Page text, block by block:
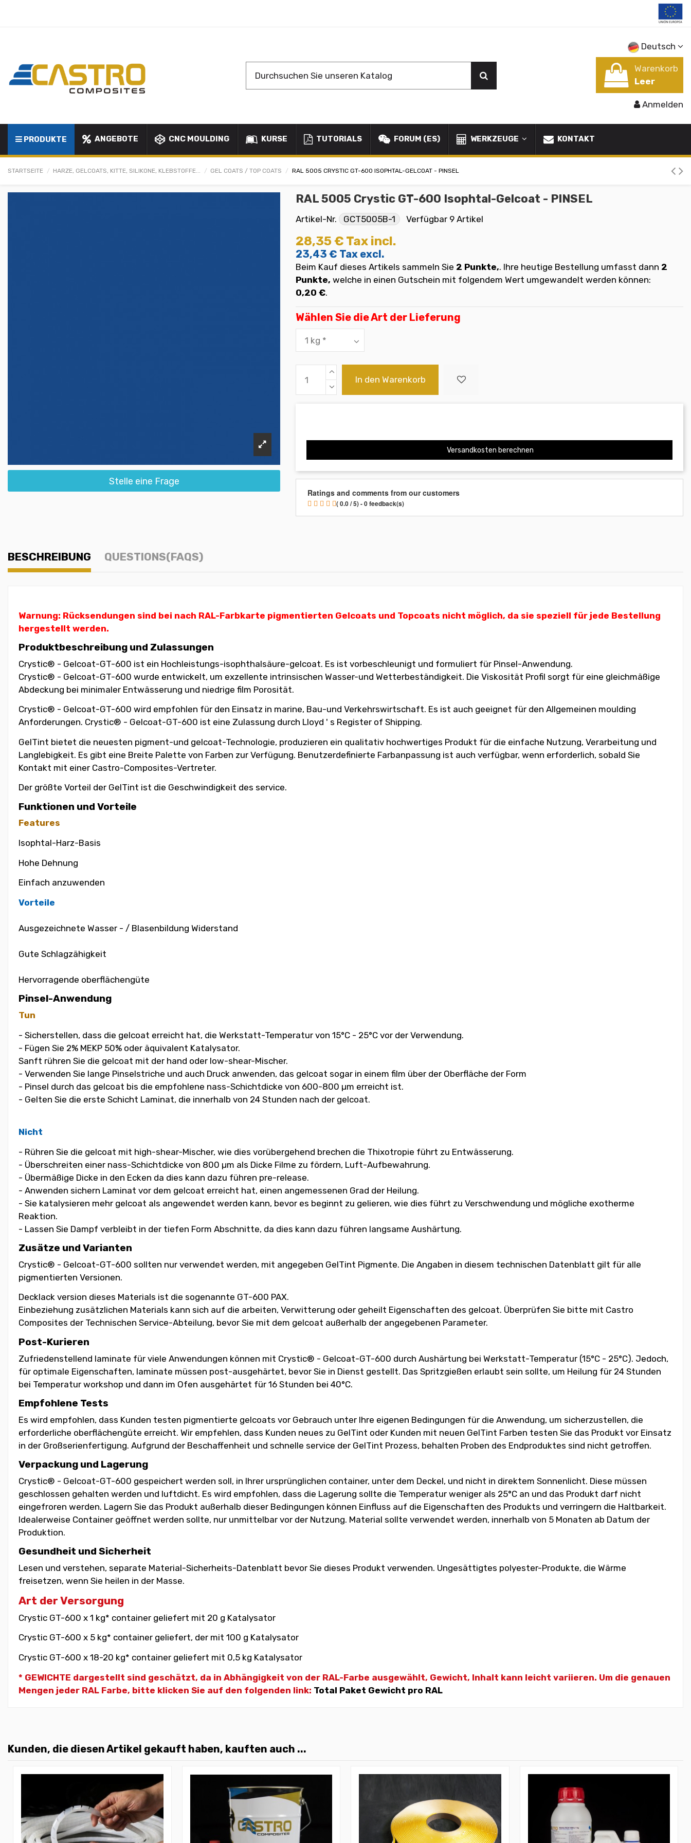
Deutsch
Warenkorb
Leer
Anmelden
PRODUKTE ANGEBOTE CNC MOULDING KURSE TUTORIALS FORUM (ES) WERKZEUGE KONTAKT
STARTSEITE HARZE, GELCOATS, KITTE, SILIKONE, KLEBSTOFFE... GEL COATS / TOP COATS RAL 5005 CRYSTIC GT-600 ISOPHTAL-GELCOAT - PINSEL
Stelle eine Frage
RAL 5005 Crystic GT-600 Isophtal-Gelcoat - PINSEL
Artikel-Nr. GCT5005B-1 Verfügbar 9 Artikel
28,35 € Tax incl.
23,43 € Tax excl.
Beim Kauf dieses Artikels sammeln Sie 2 Punkte,. Ihre heutige Bestellung umfasst dann 2
Punkte, welche in einen Gutschein mit folgendem Wert umgewandelt werden können:
0,20 €.
Wählen Sie die Art der Lieferung
In den Warenkorb
Versandkosten berechnen
Ratings and comments from our customers
( 0.0 / 5) - 0 feedback(s)
BESCHREIBUNG QUESTIONS(FAQS)
Warnung: Rücksendungen sind bei nach RAL-Farbkarte pigmentierten Gelcoats und Topcoats nicht möglich, da sie speziell für jede Bestellung
hergestellt werden.
Produktbeschreibung und Zulassungen
Crystic® - Gelcoat-GT-600 ist ein Hochleistungs-isophthalsäure-gelcoat. Es ist vorbeschleunigt und formuliert für Pinsel-Anwendung.
Crystic® - Gelcoat-GT-600 wurde entwickelt, um exzellente intrinsischen Wasser-und Wetterbeständigkeit. Die Viskosität Profil sorgt für eine gleichmäßige
Abdeckung bei minimaler Entwässerung und niedrige film Porosität.
Crystic® - Gelcoat-GT-600 wird empfohlen für den Einsatz in marine, Bau-und Verkehrswirtschaft. Es ist auch geeignet für den Allgemeinen moulding
Anforderungen. Crystic® - Gelcoat-GT-600 ist eine Zulassung durch Lloyd ' s Register of Shipping.
GelTint bietet die neuesten pigment-und gelcoat-Technologie, produzieren ein qualitativ hochwertiges Produkt für die einfache Nutzung, Verarbeitung und
Langlebigkeit. Es gibt eine Breite Palette von Farben zur Verfügung. Benutzerdefinierte Farbanpassung ist auch verfügbar, wenn erforderlich, sobald Sie
Kontakt mit einer Castro-Composites-Vertreter.
Der größte Vorteil der GelTint ist die Geschwindigkeit des service.
Funktionen und Vorteile
Features
Isophtal-Harz-Basis
Hohe Dehnung
Einfach anzuwenden
Vorteile
Ausgezeichnete Wasser - / Blasenbildung Widerstand
Gute Schlagzähigkeit
Hervorragende oberflächengüte
Pinsel-Anwendung
Tun
- Sicherstellen, dass die gelcoat erreicht hat, die Werkstatt-Temperatur von 15°C - 25°C vor der Verwendung.
- Fügen Sie 2% MEKP 50% oder äquivalent Katalysator.
Sanft rühren Sie die gelcoat mit der hand oder low-shear-Mischer.
- Verwenden Sie lange Pinselstriche und auch Druck anwenden, das gelcoat sogar in einem film über der Oberfläche der Form
- Pinsel durch das gelcoat bis die empfohlene nass-Schichtdicke von 600-800 µm erreicht ist.
- Gelten Sie die erste Schicht Laminat, die innerhalb von 24 Stunden nach der gelcoat.
Nicht
- Rühren Sie die gelcoat mit high-shear-Mischer, wie dies vorübergehend brechen die Thixotropie führt zu Entwässerung.
- Überschreiten einer nass-Schichtdicke von 800 µm als Dicke Filme zu fördern, Luft-Aufbewahrung.
- Übermäßige Dicke in den Ecken da dies kann dazu führen pre-release.
- Anwenden sichern Laminat vor dem gelcoat erreicht hat, einen angemessenen Grad der Heilung.
- Sie katalysieren mehr gelcoat als angewendet werden kann, bevor es beginnt zu gelieren, wie dies führt zu Verschwendung und mögliche exotherme
Reaktion.
- Lassen Sie Dampf verbleibt in der tiefen Form Abschnitte, da dies kann dazu führen langsame Aushärtung.
Zusätze und Varianten
Crystic® - Gelcoat-GT-600 sollten nur verwendet werden, mit angegeben GelTint Pigmente. Die Angaben in diesem technischen Datenblatt gilt für alle
pigmentierten Versionen.
Decklack version dieses Materials ist die sogenannte GT-600 PAX.
Einbeziehung zusätzlichen Materials kann sich auf die arbeiten, Verwitterung oder geheilt Eigenschaften des gelcoat. Überprüfen Sie bitte mit Castro
Composites der Technischen Service-Abteilung, bevor Sie mit dem gelcoat außerhalb der angegebenen Parameter.
Post-Kurieren
Zufriedenstellend laminate für viele Anwendungen können mit Crystic® - Gelcoat-GT-600 durch Aushärtung bei Werkstatt-Temperatur (15°C - 25°C). Jedoch,
für optimale Eigenschaften, laminate müssen post-ausgehärtet, bevor Sie in Dienst gestellt. Das Spritzgießen erlaubt sein sollte, um Heilung für 24 Stunden
bei Temperatur workshop und dann im Ofen ausgehärtet für 16 Stunden bei 40°C.
Empfohlene Tests
Es wird empfohlen, dass Kunden testen pigmentierte gelcoats vor Gebrauch unter Ihre eigenen Bedingungen für die Anwendung, um sicherzustellen, die
erforderliche oberflächengüte erreicht. Wir empfehlen, dass Kunden neues zu GelTint oder Kunden mit neuen GelTint Farben testen Sie das Produkt vor Einsatz
in der Großserienfertigung. Aufgrund der Beschaffenheit und schnelle service der GelTint Prozess, behalten Proben des Endproduktes sind nicht getroffen.
Verpackung und Lagerung
Crystic® - Gelcoat-GT-600 gespeichert werden soll, in Ihrer ursprünglichen container, unter dem Deckel, und nicht in direktem Sonnenlicht. Diese müssen
geschlossen gehalten werden und luftdicht. Es wird empfohlen, dass die Lagerung sollte die Temperatur weniger als 25°C an und das Produkt darf nicht
eingefroren werden. Lagern Sie das Produkt außerhalb dieser Bedingungen können Einfluss auf die Eigenschaften des Produkts und verringern die Haltbarkeit.
Idealerweise Container geöffnet werden sollte, nur unmittelbar vor der Nutzung. Material sollte verwendet werden, innerhalb von 5 Monaten ab Datum der
Produktion.
Gesundheit und Sicherheit
Lesen und verstehen, separate Material-Sicherheits-Datenblatt bevor Sie dieses Produkt verwenden. Ungesättigtes polyester-Produkte, die Wärme
freisetzen, wenn Sie heilen in der Masse.
Art der Versorgung
Crystic GT-600 x 1 kg* container geliefert mit 20 g Katalysator
Crystic GT-600 x 5 kg* container geliefert, der mit 100 g Katalysator
Crystic GT-600 x 18-20 kg* container geliefert mit 0,5 kg Katalysator
* GEWICHTE dargestellt sind geschätzt, da in Abhängigkeit von der RAL-Farbe ausgewählt, Gewicht, Inhalt kann leicht variieren. Um die genauen
Mengen jeder RAL Farbe, bitte klicken Sie auf den folgenden link: Total Paket Gewicht pro RAL
Kunden, die diesen Artikel gekauft haben, kauften auch ...